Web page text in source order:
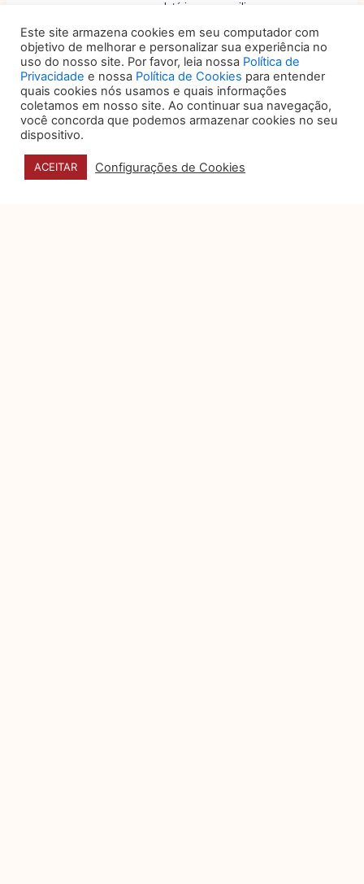
regulatório que concilie a
Este site armazena cookies em seu computador com
objetivo de melhorar e personalizar sua experiência no
uso do nosso site. Por favor, leia nossa Política de
Privacidade e nossa Política de Cookies para entender
quais cookies nós usamos e quais informações
coletamos em nosso site. Ao continuar sua navegação,
você concorda que podemos armazenar cookies no seu
dispositivo.
ACEITAR Configurações de Cookies